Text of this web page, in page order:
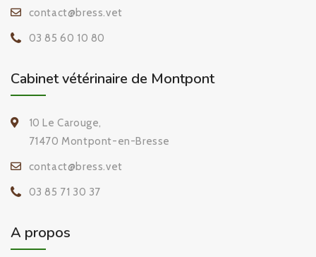
contact@bress.vet
03 85 60 10 80
Cabinet vétérinaire de Montpont
10 Le Carouge,
71470 Montpont-en-Bresse
contact@bress.vet
03 85 71 30 37
A propos